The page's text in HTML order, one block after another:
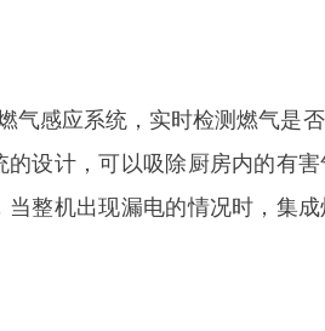
气感应系统，实时检测燃气是
设计，可以吸除厨房内的有
整机出现漏电的情况时，集